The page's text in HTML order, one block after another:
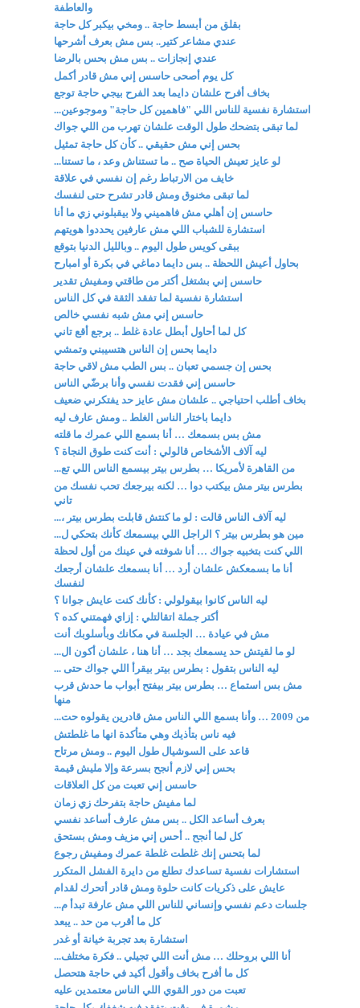
والعاطفة
بقلق من أبسط حاجة .. ومخي بيكبر كل حاجة
عندي مشاعر كتير.. بس مش بعرف أشرحها
عندي إنجازات .. بس مش بحس بالرضا
كل يوم أصحى حاسس إني مش قادر أكمل
بخاف أفرح علشان دايما بعد الفرح بيجي حاجة توجع
استشارة نفسية للناس اللي "فاهمين كل حاجة" وموجوعين...
لما تبقى بتضحك طول الوقت علشان تهرب من اللي جواك
بحس إني مش حقيقي .. كأن كل حاجة تمثيل
لو عايز تعيش الحياة صح .. ما تستناش وعد ، ما تستنا...
خايف من الارتباط رغم إن نفسي في علاقة
لما تبقى مخنوق ومش قادر تشرح حتى لنفسك
حاسس إن أهلي مش فاهميني ولا بيقبلوني زي ما أنا
استشارة للشباب اللي مش عارفين يحددوا هويتهم
ببقى كويس طول اليوم .. وبالليل الدنيا بتوقع
بحاول أعيش اللحظة .. بس دايما دماغي في بكرة أو امبارح
حاسس إني بشتغل أكتر من طاقتي ومفيش تقدير
استشارة نفسية لما تفقد الثقة في كل الناس
حاسس إني مش شبه نفسي خالص
كل لما أحاول أبطل عادة غلط .. برجع أقع تاني
دايما بحس إن الناس هتسيبني وتمشي
بحس إن جسمي تعبان .. بس الطب مش لاقي حاجة
حاسس إني فقدت نفسي وأنا برضّي الناس
بخاف أطلب احتياجي .. علشان مش عايز حد يفتكرني ضعيف
دايما باختار الناس الغلط .. ومش عارف ليه
مش بس بسمعك … أنا بسمع اللي عمرك ما قلته
ليه آلاف الأشخاص قالولي : أنت كنت طوق النجاة ؟
من القاهرة لأمريكا … بطرس بيتر بيسمع الناس اللي تع...
بطرس بيتر مش بيكتب دوا … لكنه بيرجعك تحب نفسك من
تاني
ليه آلاف الناس قالت : لو ما كنتش قابلت بطرس بيتر ،...
مين هو بطرس بيتر ؟ الراجل اللي بيسمعك كأنك بتحكي ل...
اللي كنت بتخبيه جواك … أنا شوفته في عينك من أول لحظة
أنا ما بسمعكش علشان أرد … أنا بسمعك علشان أرجعك
لنفسك
ليه الناس كانوا بيقولولي : كأنك كنت عايش جوانا ؟
أكتر جملة اتقالتلي : إزاي فهمتني كده ؟
مش في عيادة … الجلسة في مكانك وبأسلوبك أنت
لو ما لقيتش حد يسمعك بجد … أنا هنا ، علشان أكون ال...
ليه الناس بتقول : بطرس بيتر بيقرأ اللي جواك حتى ...
مش بس استماع … بطرس بيتر بيفتح أبواب ما حدش قرب
منها
من 2009 … وأنا بسمع اللي الناس مش قادرين يقولوه حت...
فيه ناس بتأذيك وهي متأكدة انها ما غلطتش
قاعد على السوشيال طول اليوم .. ومش مرتاح
بحس إني لازم أنجح بسرعة وإلا مليش قيمة
حاسس إني تعبت من كل العلاقات
لما مفيش حاجة بتفرحك زي زمان
بعرف أساعد الكل .. بس مش عارف أساعد نفسي
كل لما أنجح .. أحس إني مزيف ومش بستحق
لما بتحس إنك غلطت غلطة عمرك ومفيش رجوع
استشارات نفسية تساعدك تطلع من دايرة الفشل المتكرر
عايش على ذكريات كانت حلوة ومش قادر أتحرك لقدام
جلسات دعم نفسي وإنساني للناس اللي مش عارفة تبدأ م...
كل ما أقرب من حد .. يبعد
استشارة بعد تجربة خيانة أو غدر
أنا اللي بروحلك … مش أنت اللي تجيلي .. فكرة مختلف...
كل ما أفرح بخاف وأقول أكيد في حاجة هتحصل
تعبت من دور القوي اللي الناس معتمدين عليه